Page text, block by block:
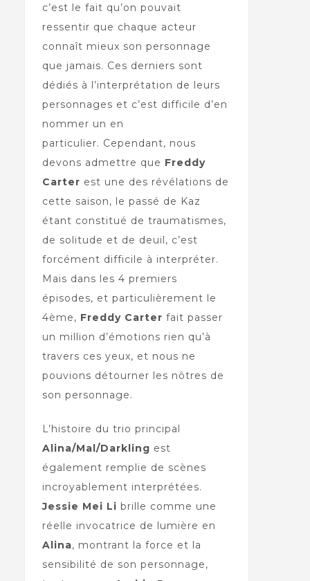
c’est le fait qu’on pouvait
ressentir que chaque acteur
connaît mieux son personnage
que jamais. Ces derniers sont
dédiés à l’interprétation de leurs
personnages et c’est difficile d’en
nommer un en
particulier. Cependant, nous
devons admettre que Freddy
Carter est une des révélations de
cette saison, le passé de Kaz
étant constitué de traumatismes,
de solitude et de deuil, c’est
forcément difficile à interpréter.
Mais dans les 4 premiers
épisodes, et particulièrement le
4ème, Freddy Carter fait passer
un million d’émotions rien qu’à
travers ces yeux, et nous ne
pouvions détourner les nôtres de
son personnage.
L’histoire du trio principal
Alina/Mal/Darkling est
également remplie de scènes
incroyablement interprétées.
Jessie Mei Li brille comme une
réelle invocatrice de lumière en
Alina, montrant la force et la
sensibilité de son personnage,